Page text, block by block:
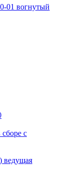
01 вогнутый
с
ведущая